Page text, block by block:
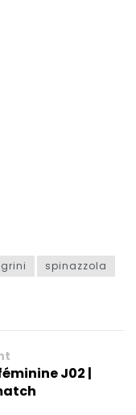
spinazzola
J02 |